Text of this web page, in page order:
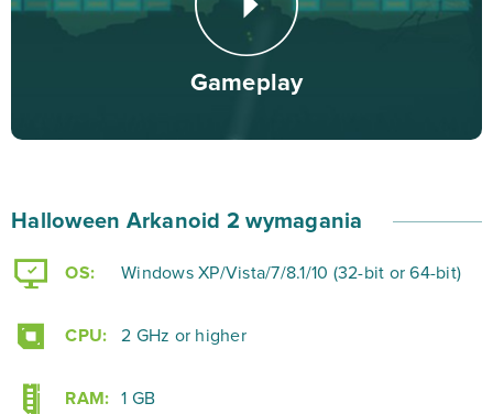
gospodarstwa czy… sabat czarownic! Wspaniała grafika
pozwoli na pełną radość z magicznego i tajemniczego
nastroju w klimacie Halloween.
level, walcz z epickimi bossami i odkrywaj niesamowite
miejsca w Halloween Arkanoid 2!
Gameplay
Halloween Arkanoid 2 wymagania
OS: Windows XP/Vista/7/8.1/10 (32-bit or 64-bit)
CPU: 2 GHz or higher
RAM: 1 GB